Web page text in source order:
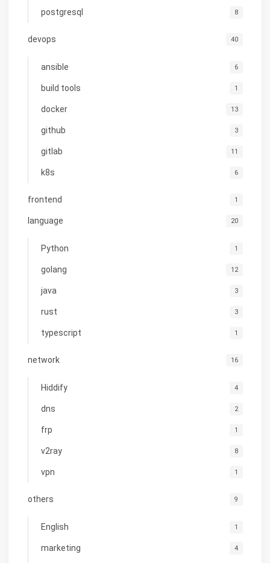
postgresql 8
devops 40
ansible 6
build tools 1
docker 13
github 3
gitlab 11
k8s 6
frontend 1
language 20
Python 1
golang 12
java 3
rust 3
typescript 1
network 16
Hiddify 4
dns 2
frp 1
v2ray 8
vpn 1
others 9
English 1
marketing 4